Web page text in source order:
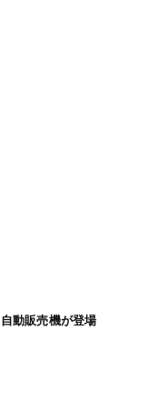
動販売機が登場